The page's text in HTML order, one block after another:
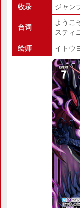
收录
ジャン
台词
よう
スティ
绘师
イトウ